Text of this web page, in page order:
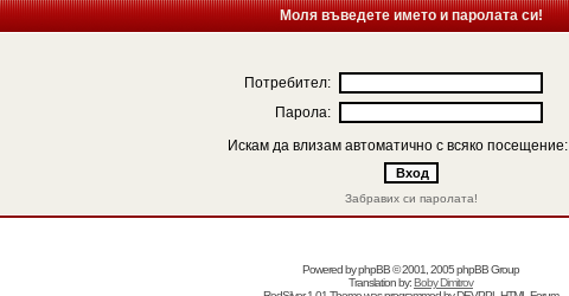
Моля въведете името и паролата си!
Потребител:
Парола:
Искам да влизам автоматично с всяко посещение:
Забравих си паролата!
Powered byphpBB© 2001, 2005 phpBB Group
Translation by:Boby Dimitrov